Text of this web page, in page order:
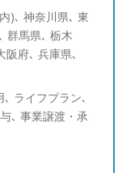
います。 資産
様からの感謝を
。 私は父親と
誇れる仕事だと
間20回以上
士、相続事業
動産業者、ドク
。 ●ご相談実
～７％のポー
)､ 神奈川県､ 東
群馬県､ 栃木
阪府､ 兵庫県､
ライフプラン､
､ 事業譲渡・承